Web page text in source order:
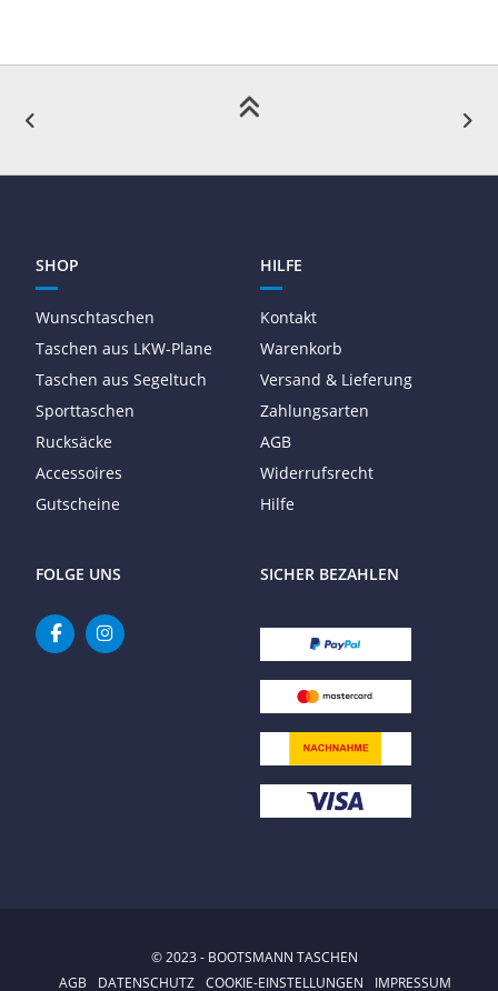
SHOP
Wunschtaschen
Taschen aus LKW-Plane
Taschen aus Segeltuch
Sporttaschen
Rucksäcke
Accessoires
Gutscheine
HILFE
Kontakt
Warenkorb
Versand & Lieferung
Zahlungsarten
AGB
Widerrufsrecht
Hilfe
FOLGE UNS SICHER BEZAHLEN
© 2023 - BOOTSMANN TASCHEN
AGB
DATENSCHUTZ COOKIE-EINSTELLUNGEN IMPRESSUM